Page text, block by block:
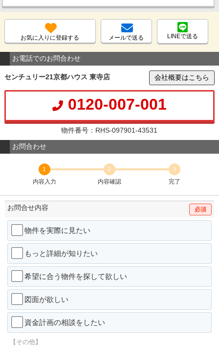
お気に入りに登録する メールで送る LINEで送る
お電話でのお問合わせ
センチュリー21京都ハウス 東寺店 会社概要はこちら
0120-007-001
物件番号：RHS-097901-43531
お問合わせ
1
内容入力
2
内容確認
3
完了
お問合せ内容 必須
物件を実際に見たい
もっと詳細が知りたい
希望に合う物件を探して欲しい
図面が欲しい
資金計画の相談をしたい
【その他】